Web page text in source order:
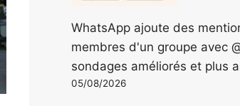
WhatsApp ajoute des
membres d'un groupe avec
sondages améliorés et plus
05/08/2026